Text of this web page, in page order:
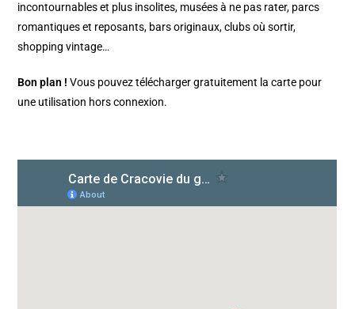
incontournables et plus insolites, musées à ne pas rater, parcs
romantiques et reposants, bars originaux, clubs où sortir,
shopping vintage…
Bon plan ! Vous pouvez télécharger gratuitement la carte pour
une utilisation hors connexion.